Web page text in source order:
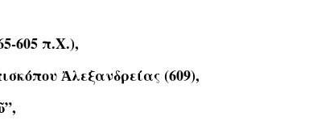
605 π.Χ.),
Ἀλεξανδρείας (609),